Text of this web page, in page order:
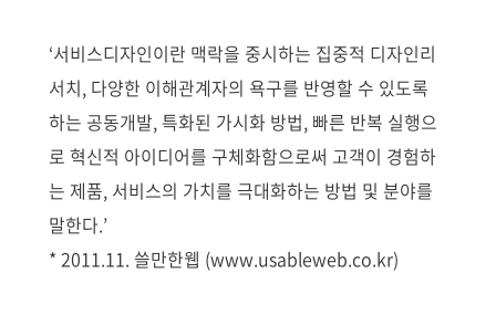
‘서비스디자인이란 맥락을 중시하는 집중적 디자인리
서치, 다양한 이해관계자의 욕구를 반영할 수 있도록
하는 공동개발, 특화된 가시화 방법, 빠른 반복 실행으
로 혁신적 아이디어를 구체화함으로써 고객이 경험하
는 제품, 서비스의 가치를 극대화하는 방법 및 분야를
말한다.’
* 2011.11. 쓸만한웹 (www.usableweb.co.kr)